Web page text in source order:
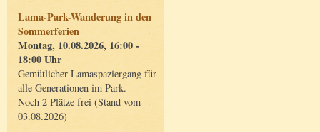
Lama-Park-Wanderung in den
Sommerferien
Montag, 10.08.2026, 16:00 -
18:00 Uhr
Gemütlicher Lamaspaziergang für
alle Generationen im Park.
Noch 2 Plätze frei (Stand vom
03.08.2026)